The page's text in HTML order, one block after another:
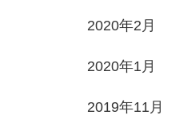
2020年2月
2020年1月
2019年11月